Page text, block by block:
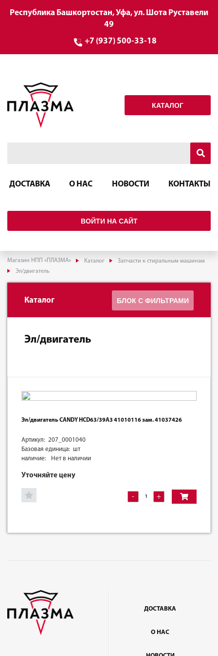
Республика Башкортостан, Уфа, ул. Шота Руставели
49
+7 (937) 500-33-18
КАТАЛОГ
ДОСТАВКА О НАС НОВОСТИ КОНТАКТЫ
ВОЙТИ НА САЙТ
Магазин НПП «ПЛАЗМА» Каталог
Запчасти к стиральным машинам
Эл/двигатель
Каталог БЛОК С ФИЛЬТРАМИ
Эл/двигатель
Эл/двигатель CANDY HCD63/39A3 41010116 зам. 41037426
Артикул: 207_0001040
Базовая единица: шт
наличие:
Нет в наличии
Уточняйте цену
- +
ДОСТАВКА
О НАС